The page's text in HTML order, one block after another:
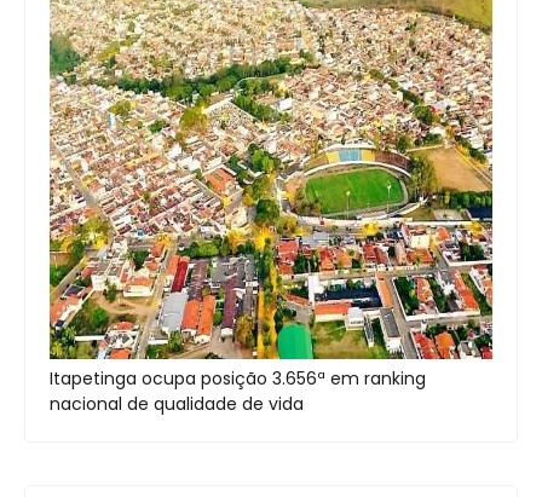
Itapetinga ocupa posição 3.656ª em ranking
nacional de qualidade de vida